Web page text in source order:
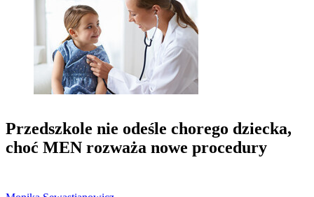
Przedszkole nie odeśle chorego dziecka,
choć MEN rozważa nowe procedury